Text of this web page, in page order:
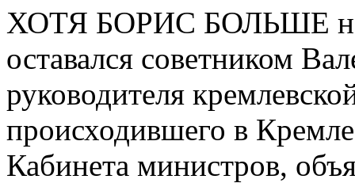
ХОТЯ БОРИС БОЛЬШЕ не
оставался советником
руководителя
происходившего в
Кабинета министров,